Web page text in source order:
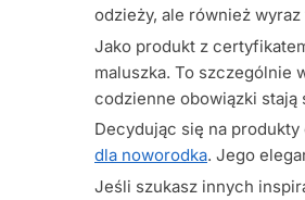
odzieży, ale również
Jako produkt z
maluszka. To szczególnie
codzienne obowiązki stają
Decydując się na produkty
dla noworodka. Jego
Jeśli szukasz innych